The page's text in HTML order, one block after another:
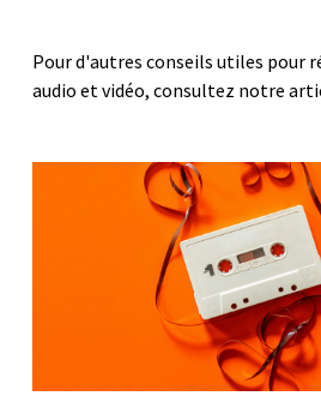
Pour d'autres conseils utiles pour
audio et vidéo, consultez notre